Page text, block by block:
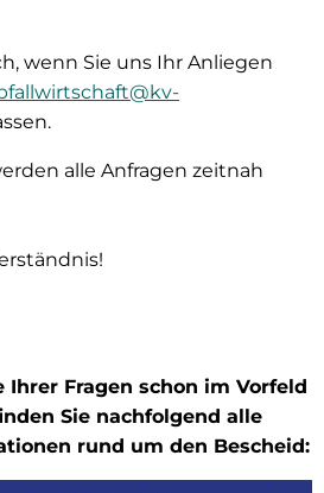
wenn Sie uns Ihr Anliegen
alle Anfragen zeitnah
Fragen schon im Vorfeld
Sie nachfolgend alle
rund um den Bescheid: